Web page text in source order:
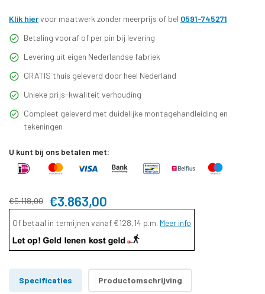
Klik hiervoor maatwerk zonder meerprijs of bel 0591-745271
Betaling vooraf of per pin bij levering
Levering uit eigen Nederlandse fabriek
GRATIS thuis geleverd door heel Nederland
Unieke prijs-kwaliteit verhouding
Compleet geleverd met duidelijke montagehandleiding en
tekeningen
U kunt bij ons betalen met:
€5.118,00 €3.863,00
Of betaal in termijnen vanaf €128,14 p.m. Meer info
Specificaties Productomschrijving